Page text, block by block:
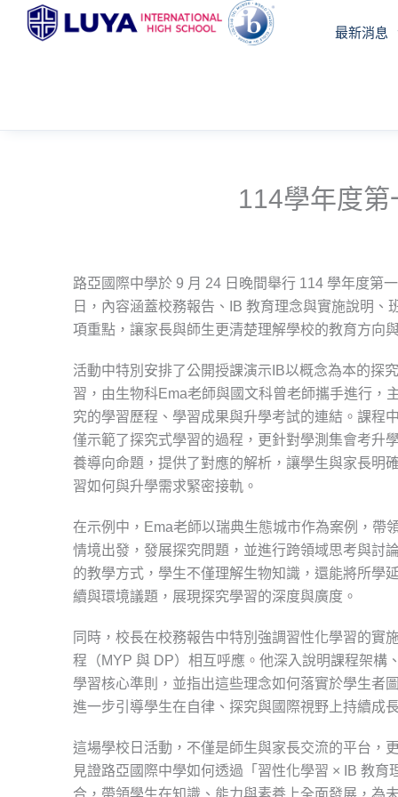
最新消息
114學年度
路亞國際中學於 9 月 24 日晚間舉行 114 學年度第
日，內容涵蓋校務報告、IB 教育理念與實施說明、
項重點，讓家長與師生更清楚理解學校的教育方向
活動中特別安排了公開授課演示IB以概念為本的探
習，由生物科Ema老師與國文科曾老師攜手進行，
究的學習歷程、學習成果與升學考試的連結。課程
僅示範了探究式學習的過程，更針對學測集會考升
養導向命題，提供了對應的解析，讓學生與家長明
習如何與升學需求緊密接軌。
在示例中，Ema老師以瑞典生態城市作為案例，帶
情境出發，發展探究問題，並進行跨領域思考與討
的教學方式，學生不僅理解生物知識，還能將所學
續與環境議題，展現探究學習的深度與廣度。
同時，校長在校務報告中特別強調習性化學習的實
程（MYP 與 DP）相互呼應。他深入說明課程架構
學習核心準則，並指出這些理念如何落實於學生者
進一步引導學生在自律、探究與國際視野上持續成
這場學校日活動，不僅是師生與家長交流的平台，
見證路亞國際中學如何透過「習性化學習 × IB 教育
合，帶領學生在知識、能力與素養上全面發展，為